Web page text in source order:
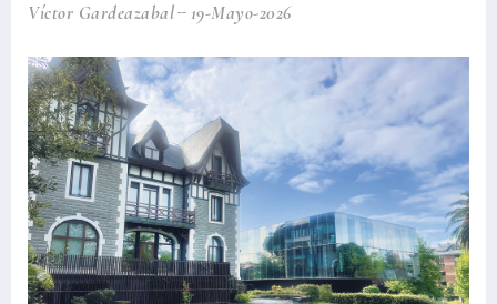
Víctor Gardeazabal 19-Mayo-2026